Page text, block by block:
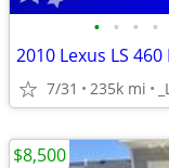
• • • •
2010 Lexus LS
7/31 235k mi
$8,500